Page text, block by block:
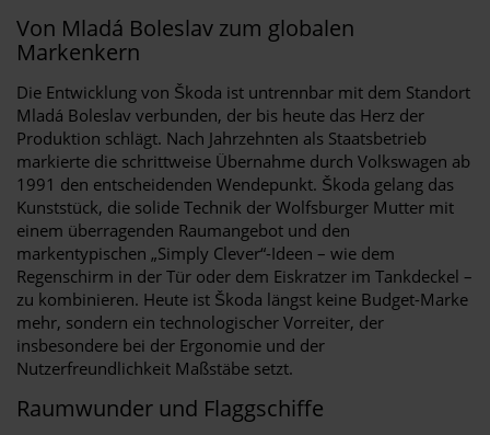
Von Mladá Boleslav zum globalen
Markenkern
Die Entwicklung von Škoda ist untrennbar mit dem Standort
Mladá Boleslav verbunden, der bis heute das Herz der
Produktion schlägt. Nach Jahrzehnten als Staatsbetrieb
markierte die schrittweise Übernahme durch Volkswagen ab
1991 den entscheidenden Wendepunkt. Škoda gelang das
Kunststück, die solide Technik der Wolfsburger Mutter mit
einem überragenden Raumangebot und den
markentypischen „Simply Clever“-Ideen – wie dem
Regenschirm in der Tür oder dem Eiskratzer im Tankdeckel –
zu kombinieren. Heute ist Škoda längst keine Budget-Marke
mehr, sondern ein technologischer Vorreiter, der
insbesondere bei der Ergonomie und der
Nutzerfreundlichkeit Maßstäbe setzt.
Raumwunder und Flaggschiffe